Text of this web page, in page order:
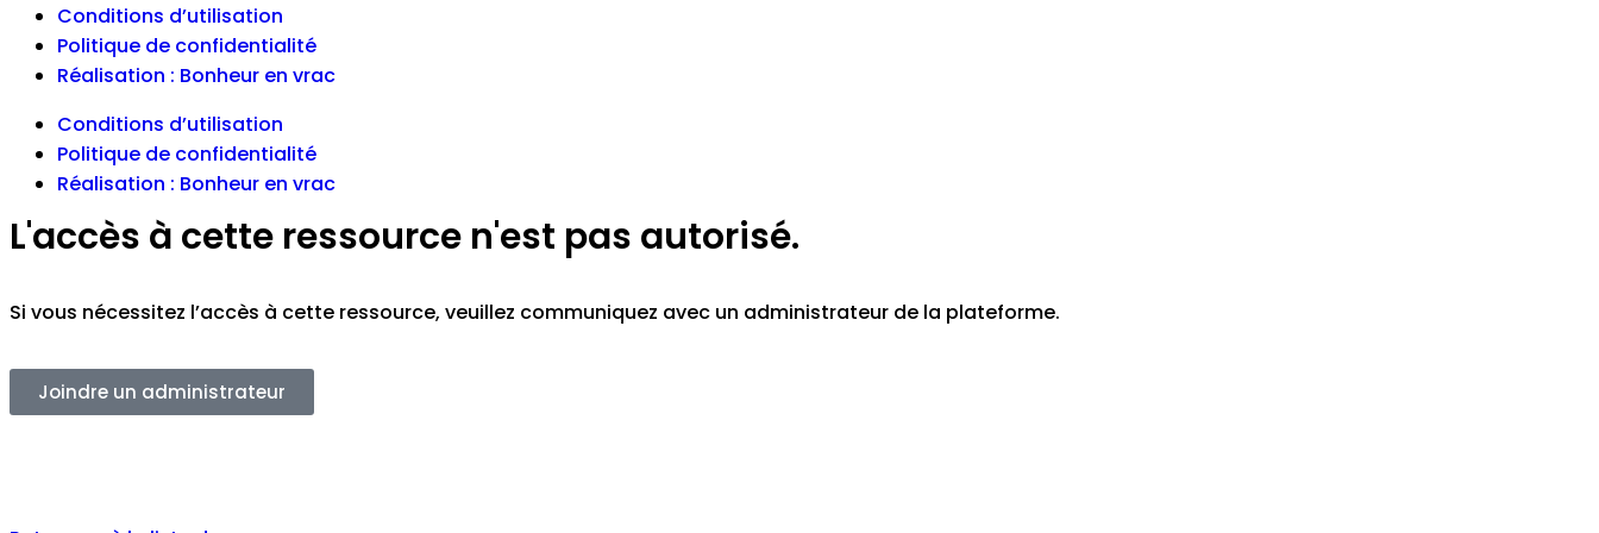
Conditions d’utilisation
Politique de confidentialité
Réalisation : Bonheur en vrac
Conditions d’utilisation
Politique de confidentialité
Réalisation : Bonheur en vrac
L'accès à cette ressource n'est pas autorisé.
Si vous nécessitez l’accès à cette ressource, veuillez communiquez avec un administrateur de la plateforme.
Joindre un administrateur